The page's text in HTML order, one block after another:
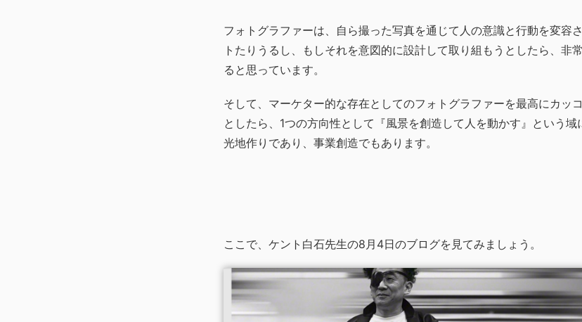
フォトグラファーは、自ら撮った写真を通じて人の意識と行動を変容
トたりうるし、もしそれを意図的に設計して取り組もうとしたら、非
ると思っています。
そして、マーケター的な存在としてのフォトグラファーを最高にカッ
としたら、1つの方向性として『風景を創造して人を動かす』という
光地作りであり、事業創造でもあります。
ここで、ケント白石先生の8月4日のブログを見てみましょう。